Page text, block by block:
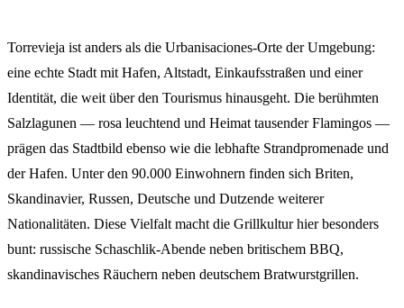
Torrevieja ist anders als die Urbanisaciones-Orte der Umgebung:
eine echte Stadt mit Hafen, Altstadt, Einkaufsstraßen und einer
Identität, die weit über den Tourismus hinausgeht. Die berühmten
Salzlagunen — rosa leuchtend und Heimat tausender Flamingos —
prägen das Stadtbild ebenso wie die lebhafte Strandpromenade und
der Hafen. Unter den 90.000 Einwohnern finden sich Briten,
Skandinavier, Russen, Deutsche und Dutzende weiterer
Nationalitäten. Diese Vielfalt macht die Grillkultur hier besonders
bunt: russische Schaschlik-Abende neben britischem BBQ,
skandinavisches Räuchern neben deutschem Bratwurstgrillen.